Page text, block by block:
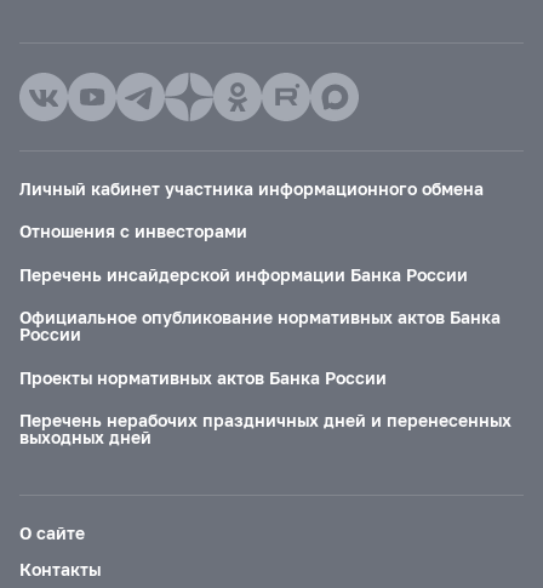
Личный кабинет участника информационного обмена
Отношения с инвесторами
Перечень инсайдерской информации Банка России
Официальное опубликование нормативных актов Банка
России
Проекты нормативных актов Банка России
Перечень нерабочих праздничных дней и перенесенных
выходных дней
О сайте
Контакты